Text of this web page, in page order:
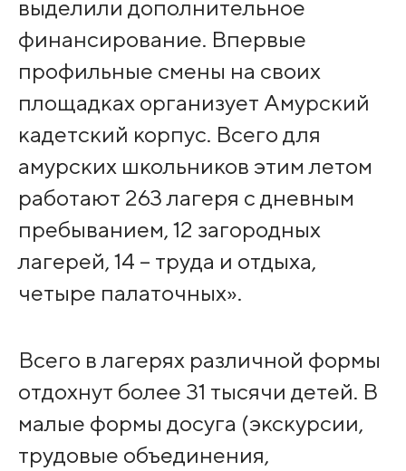
выделили дополнительное
финансирование. Впервые
профильные смены на своих
площадках организует Амурский
кадетский корпус. Всего для
амурских школьников этим летом
работают 263 лагеря с дневным
пребыванием, 12 загородных
лагерей, 14 – труда и отдыха,
четыре палаточных».
Всего в лагерях различной формы
отдохнут более 31 тысячи детей. В
малые формы досуга (экскурсии,
трудовые объединения,